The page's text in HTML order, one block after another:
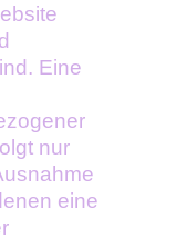
Eine
nur
eine